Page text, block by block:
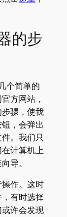
的步
个简单的
方网站，
骤，使我
，会弹出
。我们只
计算机上
导。
作。这时
有时选择
许会发现